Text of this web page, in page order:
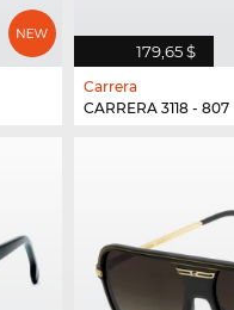
179,65 $
Carrera
CARRERA 3118 - 807